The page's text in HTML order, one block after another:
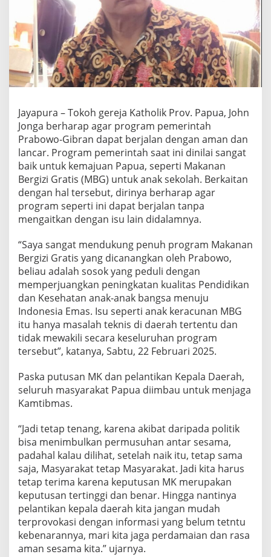
r
a
b
o
w
o
-
G
r
a
n
P
a
s
t
o
r
J
h
n
J
o
n
g
a
I
g
a
k
a
g
a
K
m
t
i
b
m
a
s
J
Jayapura – Tokoh gereja Katholik Prov. Papua, John
Jonga berharap agar program pemerintah
Prabowo-Gibran dapat berjalan dengan aman dan
lancar. Program pemerintah saat ini dinilai sangat
baik untuk kemajuan Papua, seperti Makanan
Bergizi Gratis (MBG) untuk anak sekolah. Berkaitan
dengan hal tersebut, dirinya berharap agar
program seperti ini dapat berjalan tanpa
mengaitkan dengan isu lain didalamnya.
“Saya sangat mendukung penuh program Makanan
Bergizi Gratis yang dicanangkan oleh Prabowo,
beliau adalah sosok yang peduli dengan
memperjuangkan peningkatan kualitas Pendidikan
dan Kesehatan anak-anak bangsa menuju
Indonesia Emas. Isu seperti anak keracunan MBG
itu hanya masalah teknis di daerah tertentu dan
tidak mewakili secara keseluruhan program
tersebut”, katanya, Sabtu, 22 Februari 2025.
Paska putusan MK dan pelantikan Kepala Daerah,
seluruh masyarakat Papua diimbau untuk menjaga
Kamtibmas.
“Jadi tetap tenang, karena akibat daripada politik
bisa menimbulkan permusuhan antar sesama,
padahal kalau dilihat, setelah naik itu, tetap sama
saja, Masyarakat tetap Masyarakat. Jadi kita harus
tetap terima karena keputusan MK merupakan
keputusan tertinggi dan benar. Hingga nantinya
pelantikan kepala daerah kita jangan mudah
terprovokasi dengan informasi yang belum tetntu
kebenarannya, mari kita jaga perdamaian dan rasa
aman sesama kita.” ujarnya.